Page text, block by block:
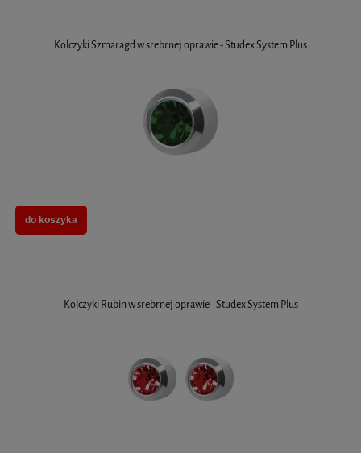
Kolczyki Szmaragd w srebrnej oprawie - Studex System Plus
do koszyka
Kolczyki Rubin w srebrnej oprawie - Studex System Plus